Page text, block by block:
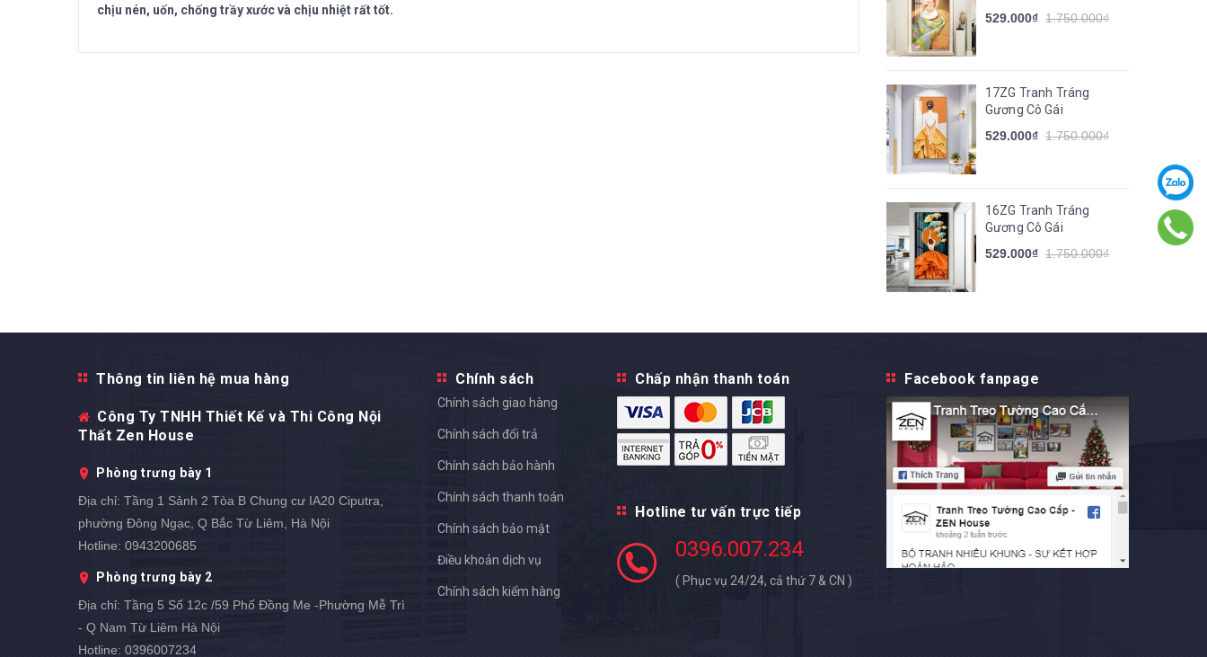
chịu nén, uốn, chống trầy xước và chịu nhiệt rất tốt.
529.000₫ 1.750.000₫
17ZG Tranh Tráng
Gương Cô Gái
529.000₫ 1.750.000₫
16ZG Tranh Tráng
Gương Cô Gái
529.000₫ 1.750.000₫
Thông tin liên hệ mua hàng
Công Ty TNHH Thiết Kế và Thi Công Nội
Thất Zen House
Phòng trưng bày 1
Địa chỉ: Tầng 1 Sảnh 2 Tòa B Chung cư IA20 Ciputra,
phường Đông Ngạc, Q Bắc Từ Liêm, Hà Nội
Hotline: 0943200685
Phòng trưng bày 2
Địa chỉ: Tầng 5 Số 12c /59 Phố Đồng Me -Phường Mễ Trì
- Q Nam Từ Liêm Hà Nội
Hotline: 0396007234
Chính sách
Chính sách giao hàng
Chính sách đổi trả
Chính sách bảo hành
Chính sách thanh toán
Chính sách bảo mật
Điều khoản dịch vụ
Chính sách kiểm hàng
Chấp nhận thanh toán
Hotline tư vấn trực tiếp
0396.007.234
( Phục vụ 24/24, cả thứ 7 & CN )
Facebook fanpage